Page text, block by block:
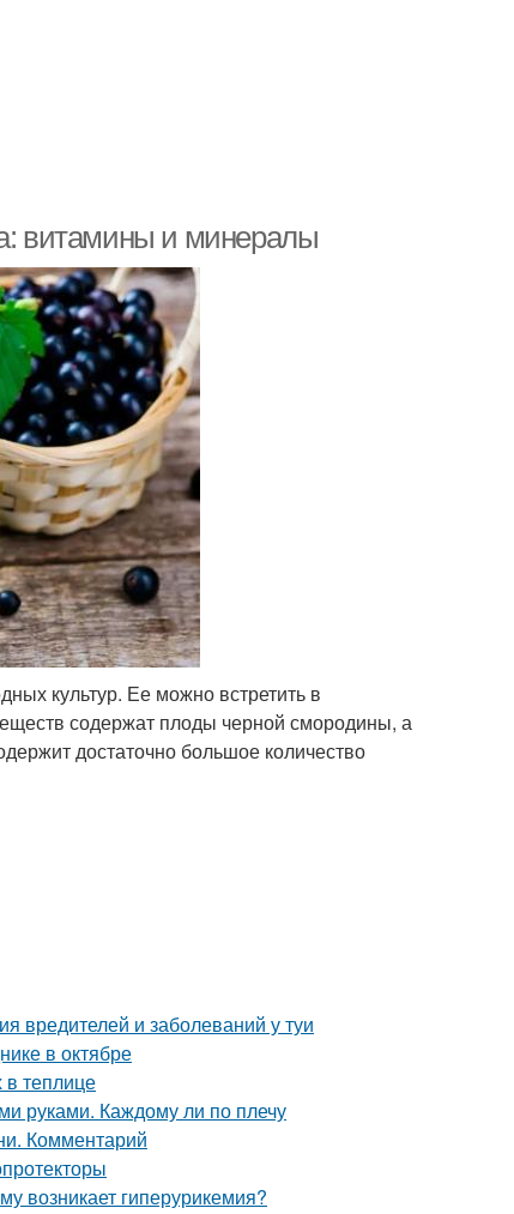
витамины и минералы
культур. Ее можно встретить в
содержат плоды черной смородины, а
достаточно большое количество
вредителей и заболеваний у туи
в октябре
в теплице
руками. Каждому ли по плечу
Комментарий
возникает гиперурикемия?